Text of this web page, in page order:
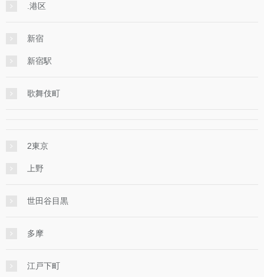
.港区
新宿
新宿駅
歌舞伎町
2東京
上野
世田谷目黒
多摩
江戸下町